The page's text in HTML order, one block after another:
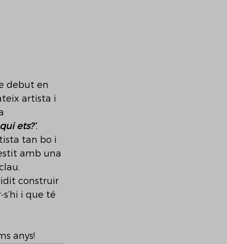
debut en
artista i
ets?’,
tan bo i
amb una
construir
i que té
anys!